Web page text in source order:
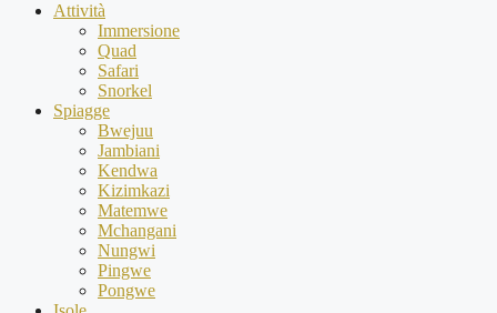
Attività
Immersione
Quad
Safari
Snorkel
Spiagge
Bwejuu
Jambiani
Kendwa
Kizimkazi
Matemwe
Mchangani
Nungwi
Pingwe
Pongwe